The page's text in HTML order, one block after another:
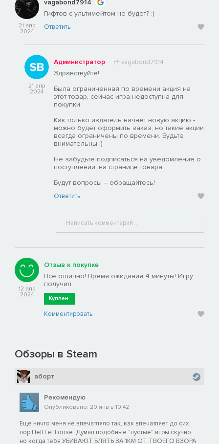
21 апр
2024
vagabond7914
Гифтов с ультимейтом не будет? :(
Ответить
21 апр
2024
Администратор vagabond7914
Здравствуйте!
Была ограниченная по времени акция на
этот товар, сейчас игра недоступна для
покупки.
Как только издатель начнёт новую акцию -
можно будет оформить заказ, но такие акции
всегда ограничены по времени. Будьте
внимательны :)
Не забудьте подписаться на уведомление о
поступлении, на странице товара.
Будут вопросы – обращайтесь!
Ответить
12 апр
2024
Отзыв к покупке
Все отлично! Время ожидания 4 минуты! Игру
получил
Куплен:
Комментировать
Обзоры в Steam
аборт
Рекомендую
Опубликовано: 20 янв в 10:42
Еще ничто меня не впечатляло так, как впечатляет до сих
пор Hell Let Loose. Думал подобные "пустые" игры скучно,
но когда тебя УБИВАЮТ БЛЯТЬ ЗА 1КМ ОТ ТВОЕГО ВЗОРА